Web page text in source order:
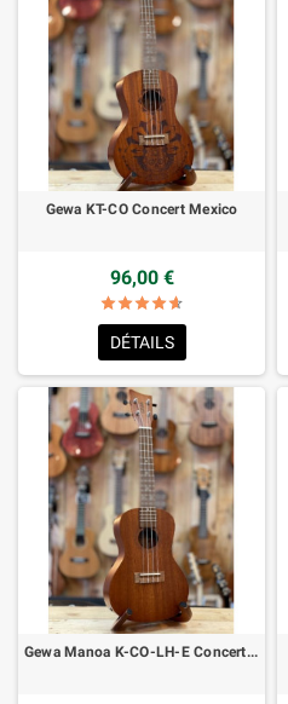
Gewa KT-CO Concert Mexico
96,00 €
star_borderstar_borderstar_borderstar_borderstar_border
starstarstarstarstar
DÉTAILS
Gewa Manoa K-CO-LH-E Concert Gaucher